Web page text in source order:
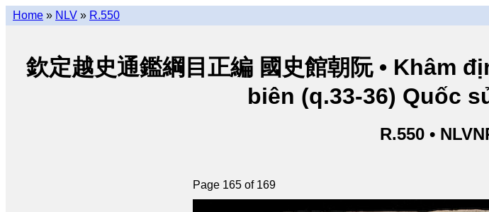
Home » NLV » R.550
欽定越史通鑑綱目正編 國史館朝阮 •
biên (q.33-36) Quốc
R.550 •
Page 165 of 169